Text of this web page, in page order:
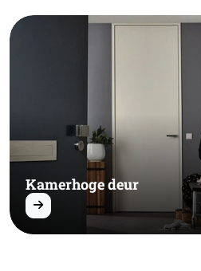
Kamerhoge deur